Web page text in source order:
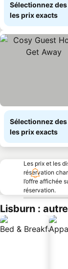
Sélectionnez
les prix exacts
Sélectionnez
les prix exacts
Les prix et les
réservation
l’offre affichée
réservation.
Lisburn :